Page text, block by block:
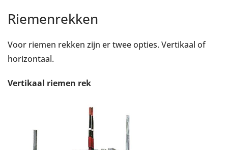
Riemenrekken
Voor riemen rekken zijn er twee opties. Vertikaal of
horizontaal.
Vertikaal riemen rek